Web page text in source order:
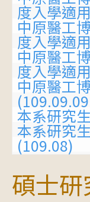
度入學適
中原醫工
度入學適
中原醫工
度入學適
中原醫工
本系研究
本系研究
(109.08)
碩士